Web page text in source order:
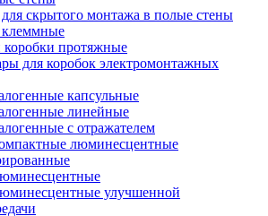
скрытого монтажа в полые стены
протяжные
для коробок электромонтажных
капсульные
линейные
с отражателем
люминесцентные
улучшенной